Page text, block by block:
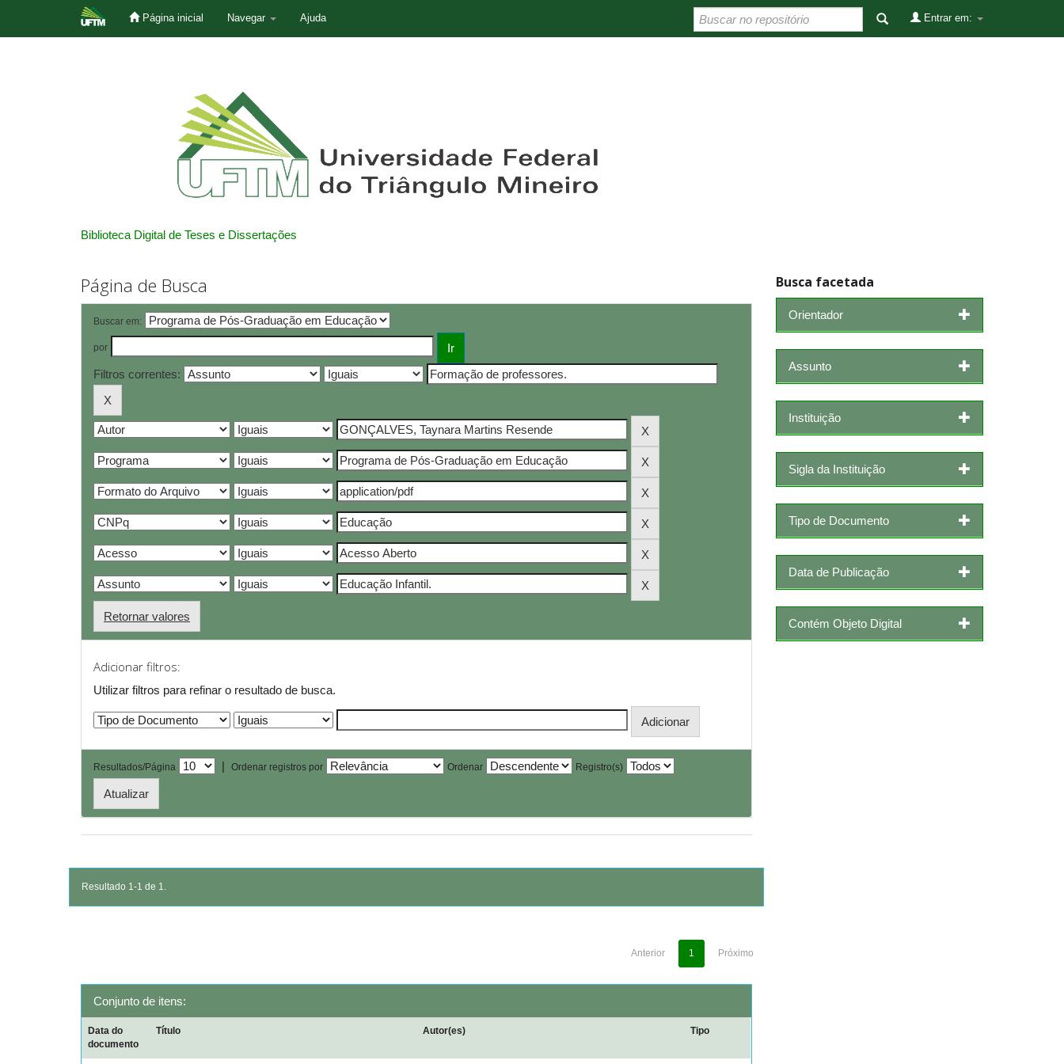
Página inicial Navegar Ajuda Entrar em:
Biblioteca Digital de Teses e Dissertações
Página de Busca
Buscar em:
por
Filtros correntes:
Retornar valores
Adicionar filtros:
Utilizar filtros para refinar o resultado de busca.
Resultados/Página | Ordenar registros por Ordenar Registro(s)
Resultado 1-1 de 1.
Anterior 1 Próximo
Conjunto de itens:
Data do
documento
Título Autor(es) Tipo
Busca facetada
Orientador
Assunto
Instituição
Sigla da Instituição
Tipo de Documento
Data de Publicação
Contém Objeto Digital